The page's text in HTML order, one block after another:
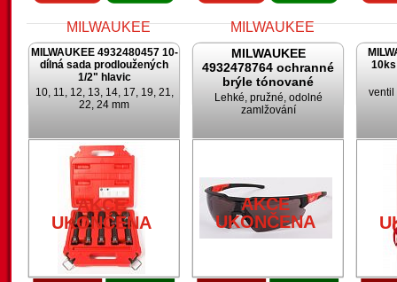
AKCE
UKONČENA
UKONČENA
MILWAUKEE 4932480457 10-
dílná sada prodloužených
1/2" hlavic
10, 11, 12, 13, 14, 17, 19, 21,
22, 24 mm
AKCE
UKONČENA
MILWAUKEE
4932478764 ochranné
brýle tónované
Lehké, pružné, odolné
zamlžování
AKCE
UKONČENA
ventil